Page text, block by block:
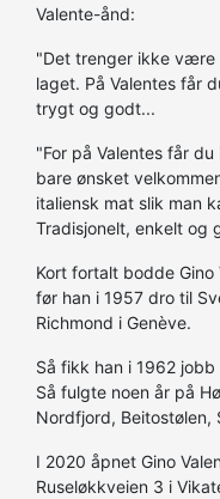
Valente-ånd:
"Det trenger ikke
laget. På Valentes får
trygt og godt...
"For på Valentes får
bare ønsket
italiensk mat slik man
Tradisjonelt, enkelt og
Kort fortalt bodde Gino
før han i 1957 dro til
Richmond i Genève.
Så fikk han i 1962
Så fulgte noen år på
Nordfjord, Beitostølen,
I 2020 åpnet Gino
Ruseløkkveien 3 i